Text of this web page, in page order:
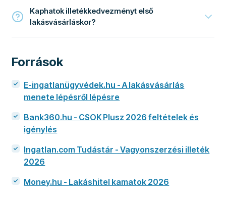
Kaphatok illetékkedvezményt első
lakásvásárláskor?
Források
E-ingatlanügyvédek.hu - A lakásvásárlás
menete lépésről lépésre
Bank360.hu - CSOK Plusz 2026 feltételek és
igénylés
Ingatlan.com Tudástár - Vagyon­szerzési illeték
2026
Money.hu - Lakáshitel kamatok 2026